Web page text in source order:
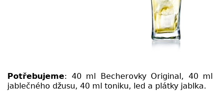
Potřebujeme: 40 ml Becherovky Original, 40 ml
jablečného džusu, 40 ml toniku, led a plátky jablka.